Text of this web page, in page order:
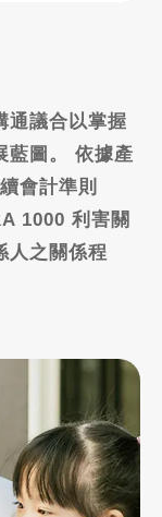
通議合以掌握
藍圖。 依據產
會計準則
1000 利害關
人之關係程